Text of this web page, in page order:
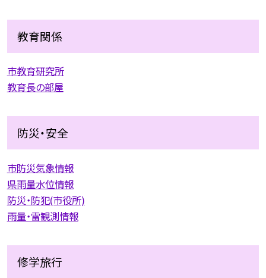
教育関係
市教育研究所
教育長の部屋
防災・安全
市防災気象情報
県雨量水位情報
防災・防犯(市役所)
雨量・雷観測情報
修学旅行